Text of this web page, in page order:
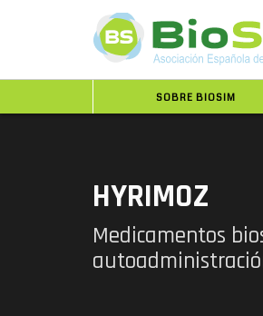
SOBRE BIOSIM
HYRIMOZ
Medicamentos